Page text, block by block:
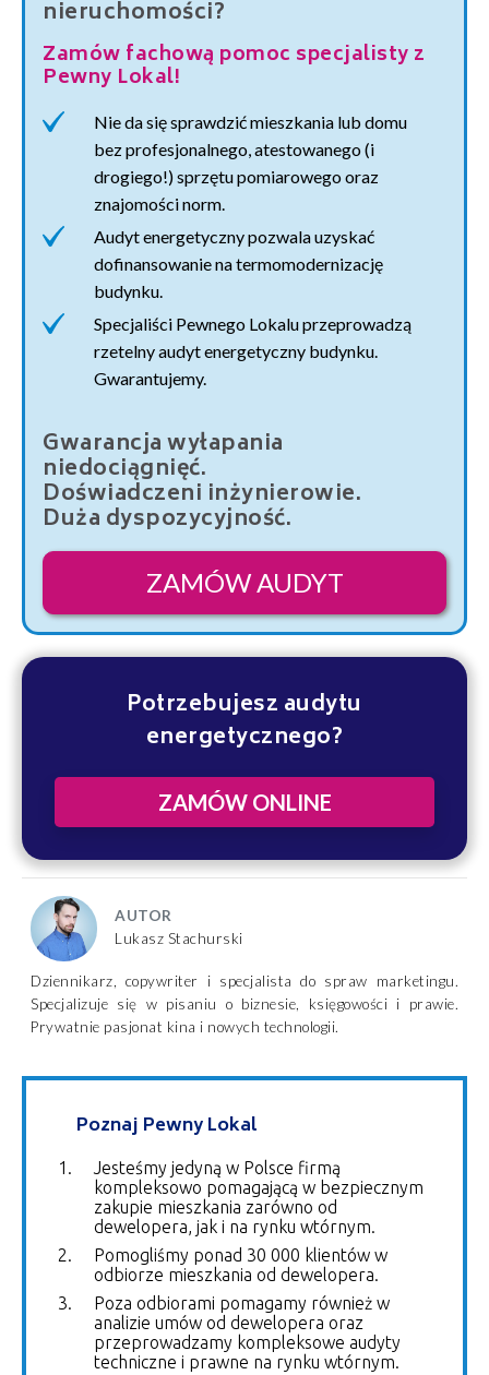
nieruchomości?
Zamów fachową pomoc specjalisty z
Pewny Lokal!
Nie da się sprawdzić mieszkania lub domu
bez profesjonalnego, atestowanego (i
drogiego!) sprzętu pomiarowego oraz
znajomości norm.
Audyt energetyczny pozwala uzyskać
dofinansowanie na termomodernizację
budynku.
Specjaliści Pewnego Lokalu przeprowadzą
rzetelny audyt energetyczny budynku.
Gwarantujemy.
Gwarancja wyłapania
niedociągnięć.
Doświadczeni inżynierowie.
Duża dyspozycyjność.
ZAMÓW AUDYT
Potrzebujesz audytu
energetycznego?
ZAMÓW ONLINE
AUTOR
Lukasz Stachurski
Dziennikarz, copywriter i specjalista do spraw marketingu.
Specjalizuje się w pisaniu o biznesie, księgowości i prawie.
Prywatnie pasjonat kina i nowych technologii.
Poznaj Pewny Lokal
Jesteśmy jedyną w Polsce firmą
kompleksowo pomagającą w bezpiecznym
zakupie mieszkania zarówno od
dewelopera, jak i na rynku wtórnym.
Pomogliśmy ponad 30 000 klientów w
odbiorze mieszkania od dewelopera.
Poza odbiorami pomagamy również w
analizie umów od dewelopera oraz
przeprowadzamy kompleksowe audyty
techniczne i prawne na rynku wtórnym.